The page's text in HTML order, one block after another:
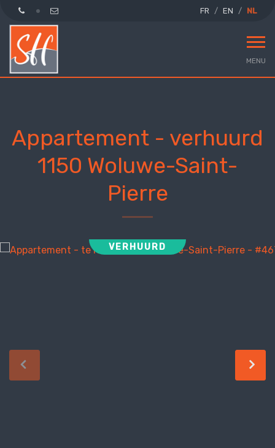
FR EN NL
MENU
Appartement - verhuurd
1150 Woluwe-Saint-
Pierre
VERHUURD